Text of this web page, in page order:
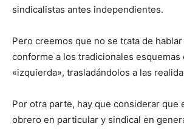
sindicalistas antes independientes.
Pero creemos que no se trata de
conforme a los tradicionales esquemas
«izquierda», trasladándolos a las
Por otra parte, hay que considerar que
obrero en particular y sindical en